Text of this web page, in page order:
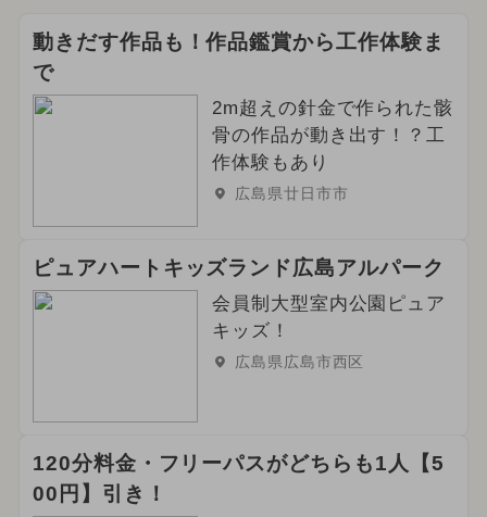
動きだす作品も！作品鑑賞から工作体験ま
で
2m超えの針金で作られた骸
骨の作品が動き出す！？工
作体験もあり
広島県廿日市市
ピュアハートキッズランド広島アルパーク
会員制大型室内公園ピュア
キッズ！
広島県広島市西区
120分料金・フリーパスがどちらも1人【5
00円】引き！